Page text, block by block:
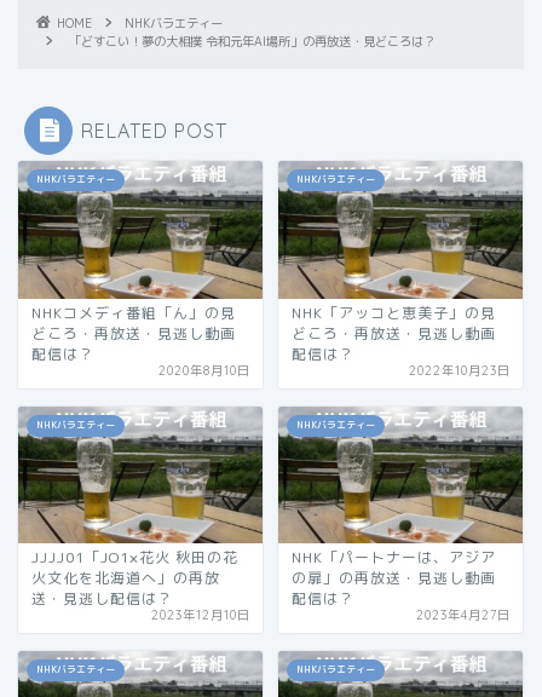
HOME
NHKバラエティー
「どすこい！夢の大相撲 令和元年AI場所」の再放送・見どころは？
RELATED POST
NHKバラエティー
NHKコメディ番組「ん」の見
どころ・再放送・見逃し動画
配信は？
2020年8月10日
NHKバラエティー
NHK「アッコと恵美子」の見
どころ・再放送・見逃し動画
配信は？
2022年10月23日
NHKバラエティー
JJJJ01「JO1×花火 秋田の花
火文化を北海道へ」の再放
送・見逃し配信は？
2023年12月10日
NHKバラエティー
NHK「パートナーは、アジア
の扉」の再放送・見逃し動画
配信は？
2023年4月27日
NHKバラエティー NHKバラエティー